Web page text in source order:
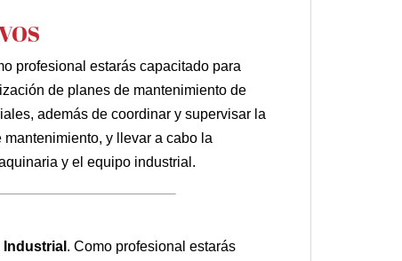
profesional estarás capacitado para
de planes de mantenimiento de
además de coordinar y supervisar la
y llevar a cabo la
y el equipo industrial.
. Como profesional estarás